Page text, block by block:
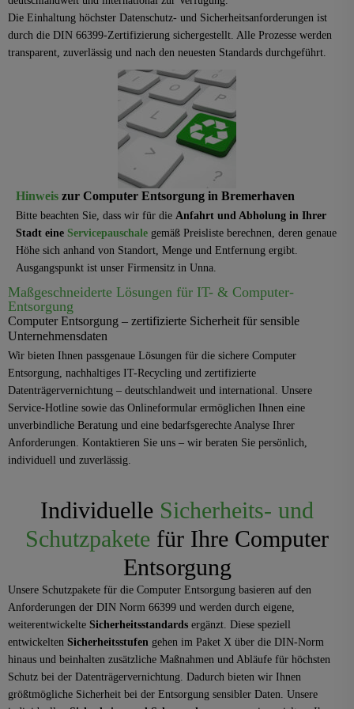
Die Einhaltung höchster Datenschutz- und Sicherheitsanforderungen ist
durch die DIN 66399-Zertifizierung sichergestellt. Alle Prozesse werden
transparent, zuverlässig und nach den neuesten Standards durchgeführt.
Hinweis zur Computer Entsorgung in Bremerhaven
Bitte beachten Sie, dass wir für die Anfahrt und Abholung in Ihrer
Stadt eine Servicepauschale gemäß Preisliste berechnen, deren genaue
Höhe sich anhand von Standort, Menge und Entfernung ergibt.
Ausgangspunkt ist unser Firmensitz in Unna.
Maßgeschneiderte Lösungen für IT- & Computer-
Entsorgung
Computer Entsorgung – zertifizierte Sicherheit für sensible
Unternehmensdaten
Wir bieten Ihnen passgenaue Lösungen für die sichere Computer
Entsorgung, nachhaltiges IT-Recycling und zertifizierte
Datenträgervernichtung – deutschlandweit und international. Unsere
Service-Hotline sowie das Onlineformular ermöglichen Ihnen eine
unverbindliche Beratung und eine bedarfsgerechte Analyse Ihrer
Anforderungen. Kontaktieren Sie uns – wir beraten Sie persönlich,
individuell und zuverlässig.
Individuelle Sicherheits- und
Schutzpakete für Ihre Computer
Entsorgung
Unsere Schutzpakete für die Computer Entsorgung basieren auf den
Anforderungen der DIN Norm 66399 und werden durch eigene,
weiterentwickelte Sicherheitsstandards ergänzt. Diese speziell
entwickelten Sicherheitsstufen gehen im Paket X über die DIN-Norm
hinaus und beinhalten zusätzliche Maßnahmen und Abläufe für höchsten
Schutz bei der Datenträgervernichtung. Dadurch bieten wir Ihnen
größtmögliche Sicherheit bei der Entsorgung sensibler Daten. Unsere